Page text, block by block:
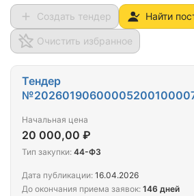
Создать тендер Найти
Очистить избранное
Тендер
Начальная цена
20 000,00 ₽
Тип закупки: 44-ФЗ
Дата публикации: 16.04.2026
До окончания приема заявок: 146 дней